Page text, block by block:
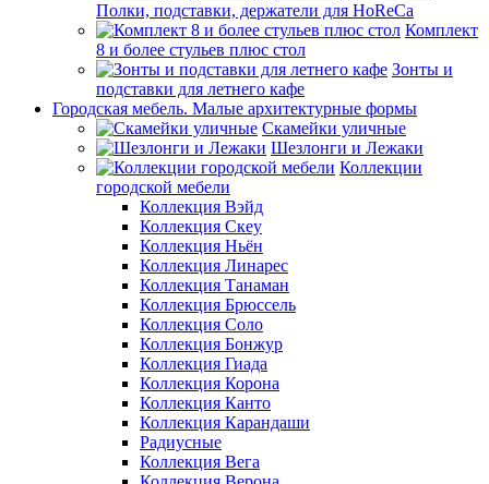
Полки, подставки, держатели для HoReCa
Комплект
8 и более стульев плюс стол
Зонты и
подставки для летнего кафе
Городская мебель. Малые архитектурные формы
Скамейки уличные
Шезлонги и Лежаки
Коллекции
городской мебели
Коллекция Вэйд
Коллекция Скеу
Коллекция Ньён
Коллекция Линарес
Коллекция Танаман
Коллекция Брюссель
Коллекция Соло
Коллекция Бонжур
Коллекция Гиада
Коллекция Корона
Коллекция Канто
Коллекция Карандаши
Радиусные
Коллекция Вега